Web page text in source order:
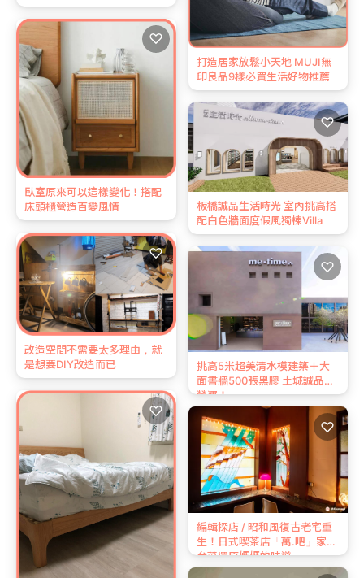
打造居家放鬆小天地 MUJI無
印良品9樣必買生活好物推薦
臥室原來可以這樣變化！搭配
床頭櫃營造百變風情
♡
板橋誠品生活時光 室內挑高搭
配白色牆面度假風獨棟Villa
♡
改造空間不需要太多理由，就
是想要DIY改造而已
♡
挑高5米超美清水模建築＋大
面書牆500張黑膠 土城誠品試
營運！
♡
♡
編輯探店 / 昭和風復古老宅重
生！日式喫茶店「萬.吧」家常
台菜還原媽媽的味道
♡